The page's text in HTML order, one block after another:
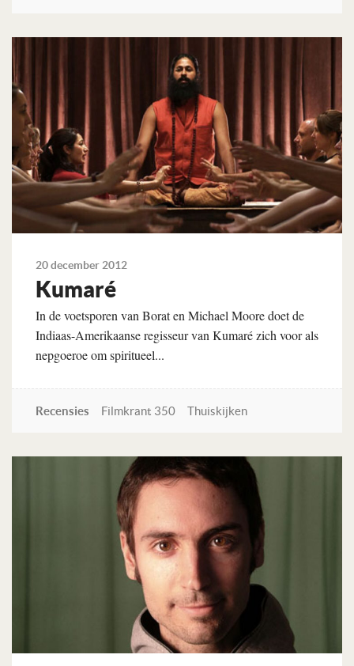
Lees verder
20 december 2012
Kumaré
In de voetsporen van Borat en Michael Moore doet de
Indiaas-Amerikaanse regisseur van Kumaré zich voor als
nepgoeroe om spiritueel...
Recensies Filmkrant 350 Thuiskijken
Lees verder